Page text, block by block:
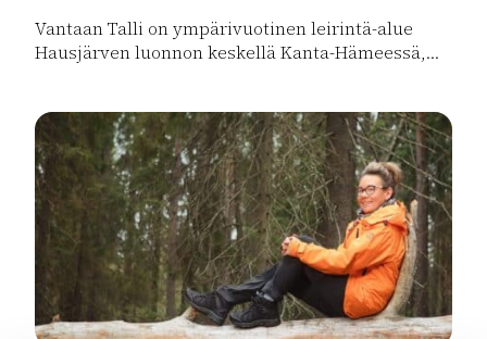
Vantaan Talli on ympärivuotinen leirintä-alue
Hausjärven luonnon keskellä Kanta-Hämeessä,...